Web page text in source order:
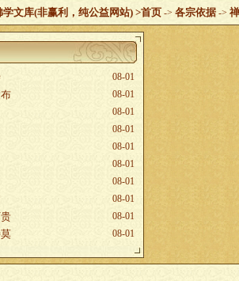
学文库(非赢利，纯公益网站) >首页 -> 各宗依据 ->
08-01
08-01
08-01
08-01
08-01
08-01
08-01
08-01
08-01
08-01